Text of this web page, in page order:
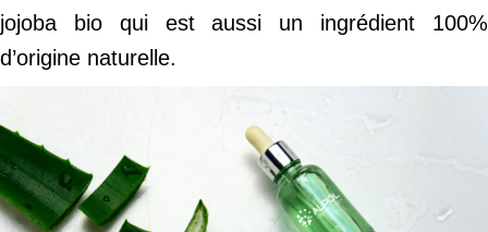
jojoba bio qui est aussi un ingrédient 100%
d’origine naturelle.